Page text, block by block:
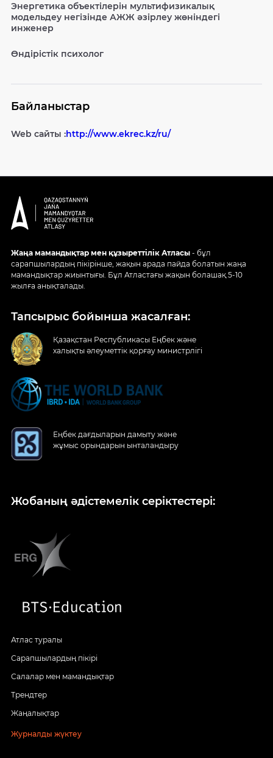
Энергетика объектілерін мультифизикалық
модельдеу негізінде АЖЖ әзірлеу жөніндегі
инженер
Өндірістік психолог
Байланыстар
Web сайты :http://www.ekrec.kz/ru/
Жаңа мамандықтар мен құзыреттілік Атласы - бұл
сарапшылардың пікірінше, жақын арада пайда болатын жаңа
мамандықтар жиынтығы. Бұл Атластағы жақын болашақ 5-10
жылға анықталады.
Тапсырыс бойынша жасалған:
Қазақстан Республикасы Еңбек және
халықты әлеуметтік қорғау министрлігі
Еңбек дағдыларын дамыту және
жұмыс орындарын ынталандыру
Жобаның әдістемелік серіктестері:
Атлас туралы
Сарапшылардың пікірі
Салалар мен мамандықтар
Трендтер
Жаңалықтар
Журналды жүктеу